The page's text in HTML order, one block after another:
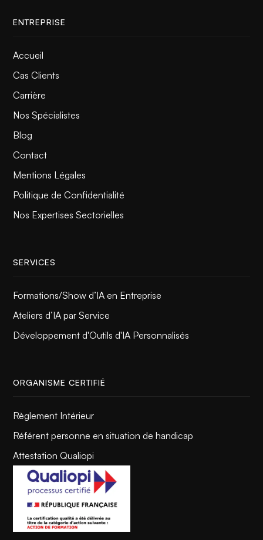
ENTREPRISE
Accueil
Cas Clients
Carrière
Nos Spécialistes
Blog
Contact
Mentions Légales
Politique de Confidentialité
Nos Expertises Sectorielles
SERVICES
Formations/Show d’IA en Entreprise
Ateliers d’IA par Service
Développement d'Outils d'IA Personnalisés
ORGANISME CERTIFIÉ
Règlement Intérieur
Référent personne en situation de handicap
Attestation Qualiopi